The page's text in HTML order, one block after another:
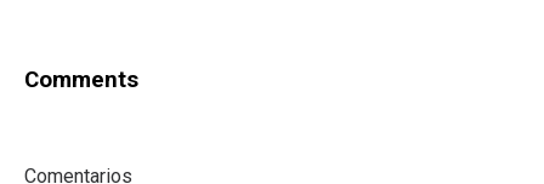
Comments
Comentarios